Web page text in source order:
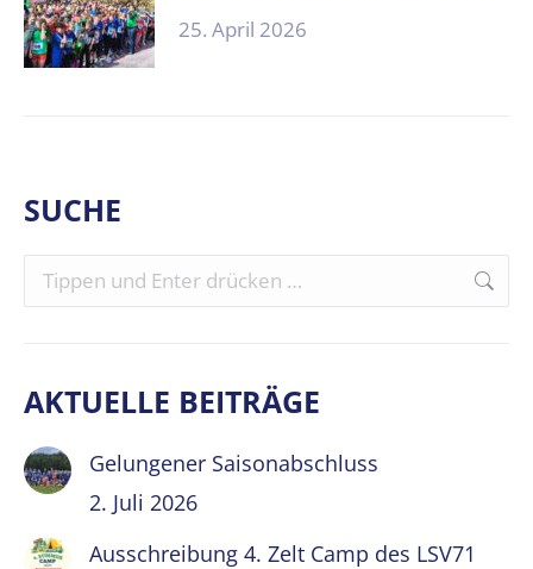
25. April 2026
SUCHE
Search:
AKTUELLE BEITRÄGE
Gelungener Saisonabschluss
2. Juli 2026
Ausschreibung 4. Zelt Camp des LSV71